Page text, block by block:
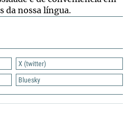
X (twitter)
Bluesky
da nossa língua.